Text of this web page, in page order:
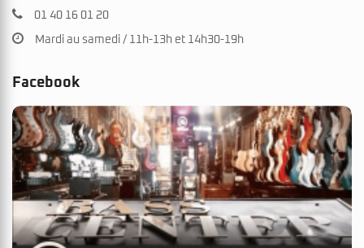
01 40 16 01 20
Mardi au samedi / 11h-13h et 14h30-19h
Facebook